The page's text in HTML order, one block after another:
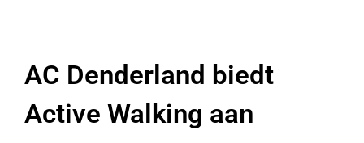
AC Denderland biedt
Active Walking aan